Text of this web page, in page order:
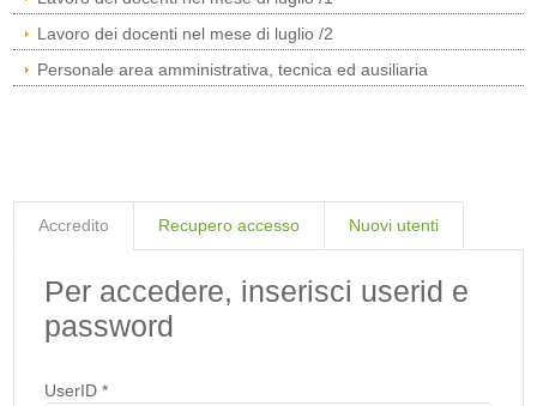
Lavoro dei docenti nel mese di luglio /2
Personale area amministrativa, tecnica ed ausiliaria
Accredito Recupero accesso Nuovi utenti
Per accedere, inserisci userid e
password
UserID*